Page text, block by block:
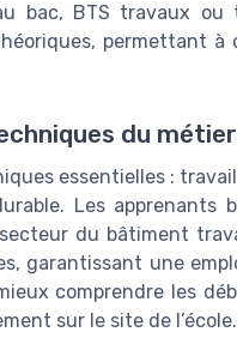
bac, BTS travaux ou
permettant à
du métier
essentielles :
Les apprenants
du bâtiment
garantissant une
comprendre les
sur le site de l’école.